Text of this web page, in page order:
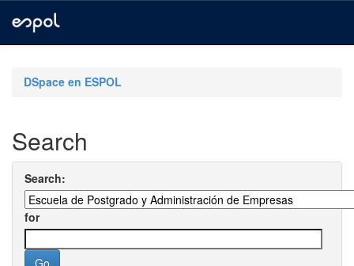
navigationDSpace en ESPOL
Search
Search:
for